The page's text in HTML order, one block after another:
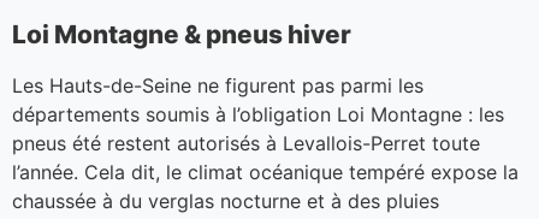
Loi Montagne & pneus hiver
Les Hauts-de-Seine ne figurent pas parmi les
départements soumis à l’obligation Loi Montagne : les
pneus été restent autorisés à Levallois-Perret toute
l’année. Cela dit, le climat océanique tempéré expose la
chaussée à du verglas nocturne et à des pluies